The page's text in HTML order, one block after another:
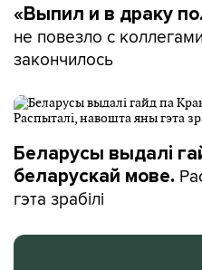
«Выпил и в драку
не повезло с
закончилось
Беларусы выдалі
беларускай мове.
гэта зрабілі